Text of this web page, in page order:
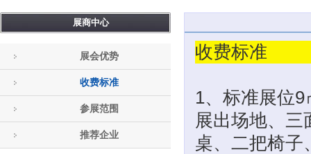
展商中心
展会优势
收费标准
参展范围
推荐企业
收费标准
1、标准展位
展出场地、三
桌、二把椅子